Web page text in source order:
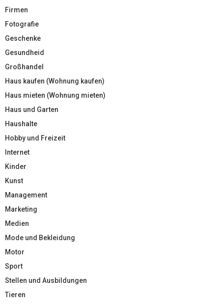
Firmen
Fotografie
Geschenke
Gesundheid
Großhandel
Haus kaufen (Wohnung kaufen)
Haus mieten (Wohnung mieten)
Haus und Garten
Haushalte
Hobby und Freizeit
Internet
Kinder
Kunst
Management
Marketing
Medien
Mode und Bekleidung
Motor
Sport
Stellen und Ausbildungen
Tieren